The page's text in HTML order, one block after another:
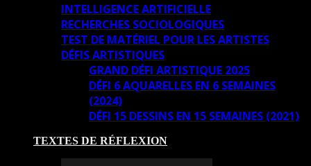
INTELLIGENCE ARTIFICIELLE
RECHERCHES SOCIOLOGIQUES
TEST DE MATÉRIEL POUR LES ARTISTES
DÉFIS ARTISTIQUES
GRAND DÉFI ARTISTIQUE 2025
DÉFI 6 AQUARELLES EN 6 SEMAINES
(2024)
DÉFI 15 DESSINS EN 15 SEMAINES (2021)
TEXTES DE RÉFLEXION